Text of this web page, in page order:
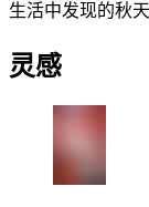
生活中发现的秋
灵感